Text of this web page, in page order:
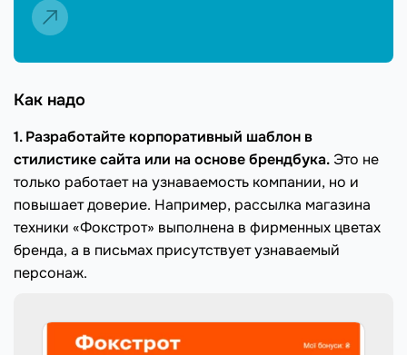
Как надо
1. Разработайте корпоративный шаблон в
стилистике сайта или на основе брендбука. Это не
только работает на узнаваемость компании, но и
повышает доверие. Например, рассылка магазина
техники «Фокстрот» выполнена в фирменных цветах
бренда, а в письмах присутствует узнаваемый
персонаж.